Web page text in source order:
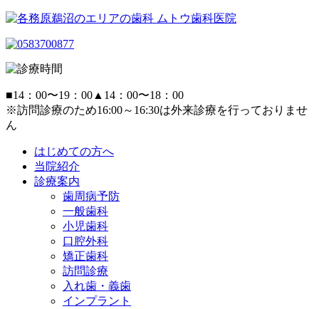
■14：00〜19：00 ▲ 14：00〜18：00
※訪問診療のため16:00～16:30は外来診療を行っておりませ
ん
はじめての方へ
当院紹介
診療案内
歯周病予防
一般歯科
小児歯科
口腔外科
矯正歯科
訪問診療
入れ歯・義歯
インプラント